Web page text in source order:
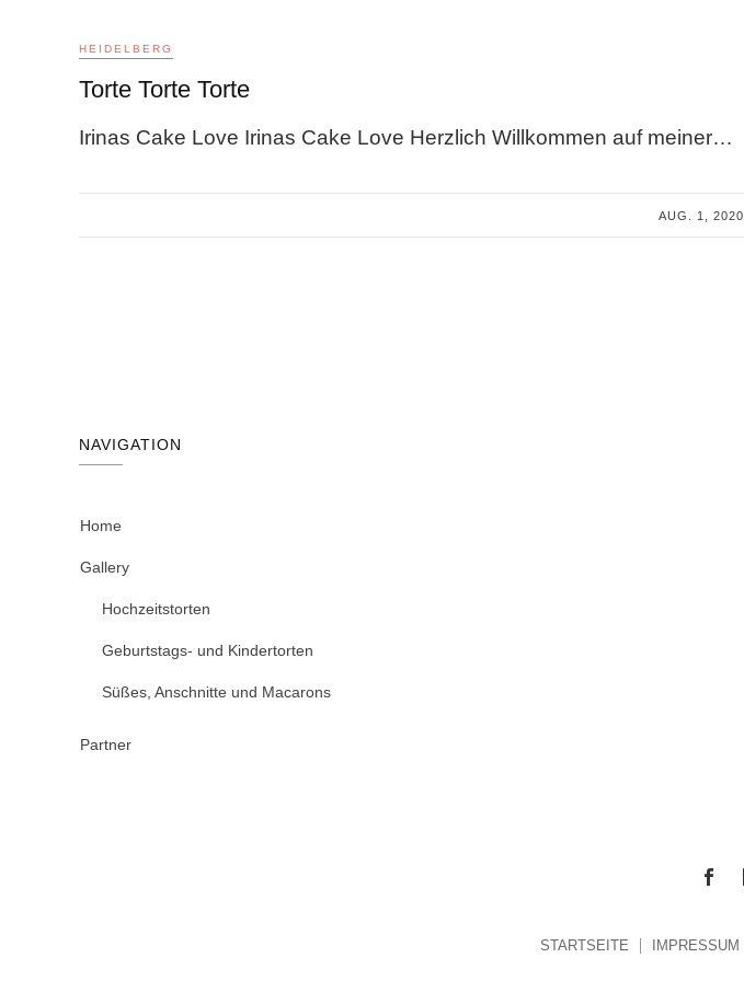
HEIDELBERG
Torte Torte Torte
Irinas Cake Love Irinas Cake Love Herzlich Willkommen auf meiner…
AUG. 1, 2020
NAVIGATION
Home
Gallery
Hochzeitstorten
Geburtstags- und Kindertorten
Süßes, Anschnitte und Macarons
Partner
STARTSEITE IMPRESSUM